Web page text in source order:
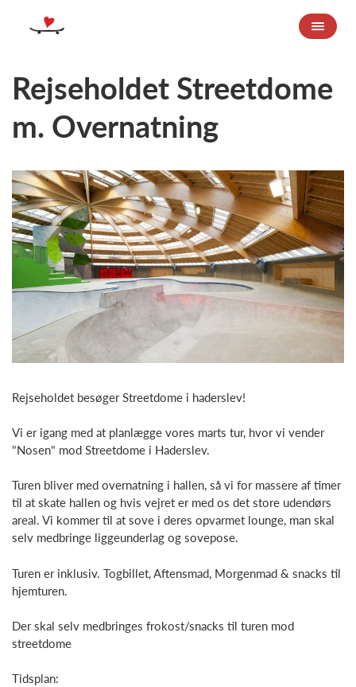
Rejseholdet Streetdome
m. Overnatning
Rejseholdet besøger Streetdome i haderslev!
Vi er igang med at planlægge vores marts tur, hvor vi vender
"Nosen" mod Streetdome i Haderslev.
Turen bliver med overnatning i hallen, så vi for massere af timer
til at skate hallen og hvis vejret er med os det store udendørs
areal. Vi kommer til at sove i deres opvarmet lounge, man skal
selv medbringe liggeunderlag og sovepose.
Turen er inklusiv. Togbillet, Aftensmad, Morgenmad & snacks til
hjemturen.
Der skal selv medbringes frokost/snacks til turen mod
streetdome
Tidsplan: